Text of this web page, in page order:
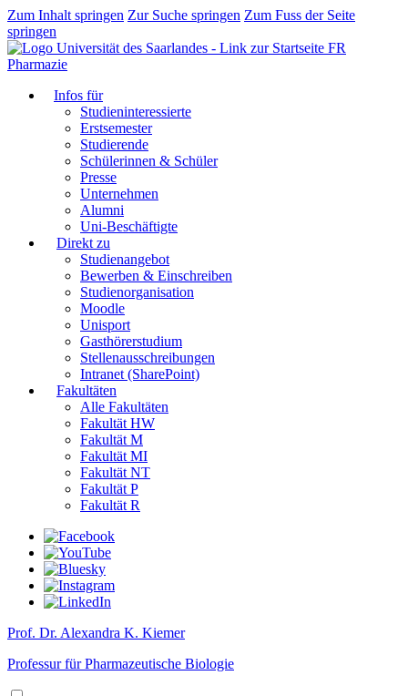
Zum Inhalt springen Zur Suche springen Zum Fuss der Seite
springen
FR
Pharmazie
Infos für
Studieninteressierte
Erstsemester
Studierende
Schülerinnen & Schüler
Presse
Unternehmen
Alumni
Uni-Beschäftigte
Direkt zu
Studienangebot
Bewerben & Einschreiben
Studienorganisation
Moodle
Unisport
Gasthörerstudium
Stellenausschreibungen
Intranet (SharePoint)
Fakultäten
Alle Fakultäten
Fakultät HW
Fakultät M
Fakultät MI
Fakultät NT
Fakultät P
Fakultät R
Prof. Dr. Alexandra K. Kiemer
Professur für Pharmazeutische Biologie